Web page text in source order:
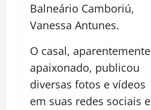
Balneário Camboriú,
Vanessa Antunes.
O casal, aparentemente
apaixonado, publicou
diversas fotos e vídeos
em suas redes sociais e